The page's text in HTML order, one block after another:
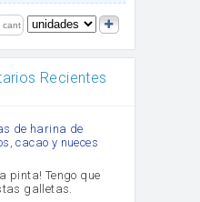
Recientes
de harina de
cacao y nueces
pinta! Tengo que
galletas.